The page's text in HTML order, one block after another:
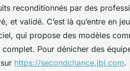
reconditionnés par des
et validé. C’est là qu’entre en
qui propose des modèles
Pour dénicher des
https://secondchance.jbl.com.